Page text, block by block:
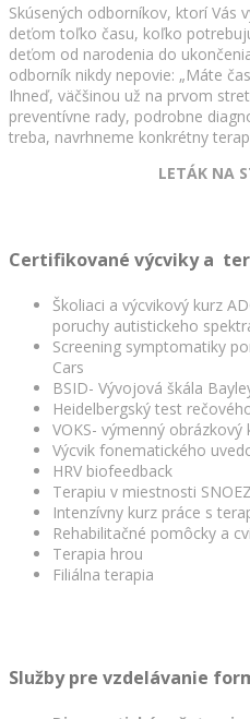
Skúsených odborníkov, ktorí Vás
deťom toľko času, koľko
deťom od narodenia do
odborník nikdy nepovie: „Máte
Ihneď, väčšinou už na prvom
preventívne rady, podrobne
treba, navrhneme konkrétny
LETÁK NA
Certifikované výcviky a
Školiaci a výcvikový kurz
poruchy autistickeho
Screening symptomatiky
Cars
BSID- Vývojová škála
Heidelbergský test
VOKS- výmenný
Výcvik fonematického
HRV biofeedback
Terapiu v miestnosti
Intenzívny kurz práce s
Rehabilitačné pomôcky a
Terapia hrou
Filiálna terapia
Služby pre vzdelávanie